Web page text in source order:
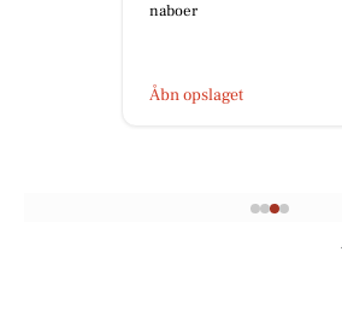
naboer
Åbn opslaget